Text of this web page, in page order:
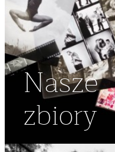
Nasze
zbiory